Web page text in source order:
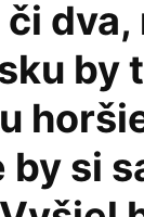
dva,
by
by si